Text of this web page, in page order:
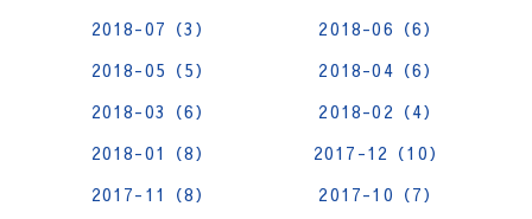
2018-07（3）
2018-06（6）
2018-05（5）
2018-04（6）
2018-03（6）
2018-02（4）
2018-01（8）
2017-12（10）
2017-11（8）
2017-10（7）